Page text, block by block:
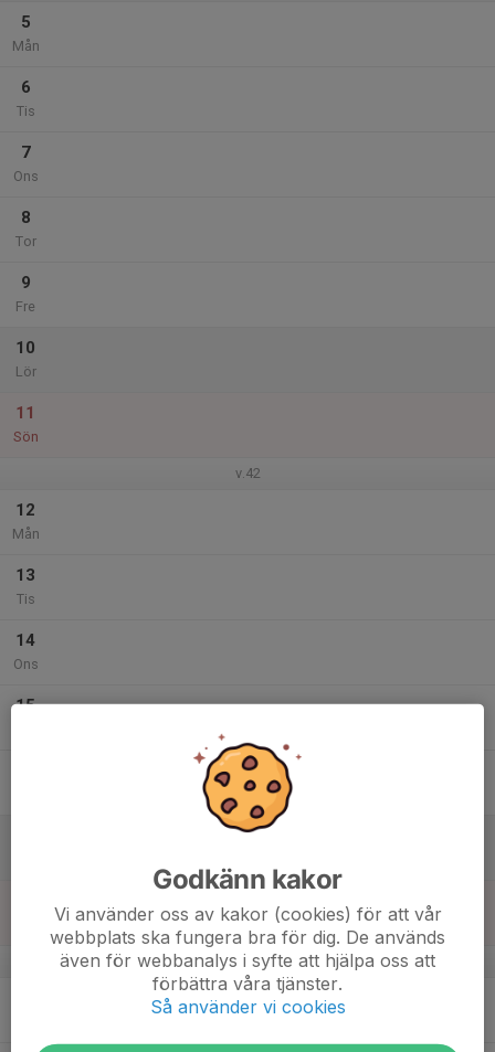
5
Mån
6
Tis
7
Ons
8
Tor
9
Fre
10
Lör
11
Sön
v.42
12
Mån
13
Tis
14
Ons
15
v.43
Godkänn kakor
Vi använder oss av kakor (cookies) för att vår
webbplats ska fungera bra för dig. De används
även för webbanalys i syfte att hjälpa oss att
förbättra våra tjänster.
Så använder vi cookies